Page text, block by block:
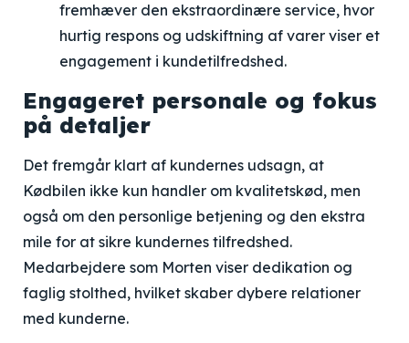
fremhæver den ekstraordinære service, hvor
hurtig respons og udskiftning af varer viser et
engagement i kundetilfredshed.
Engageret personale og fokus
på detaljer
Det fremgår klart af kundernes udsagn, at
Kødbilen ikke kun handler om kvalitetskød, men
også om den personlige betjening og den ekstra
mile for at sikre kundernes tilfredshed.
Medarbejdere som Morten viser dedikation og
faglig stolthed, hvilket skaber dybere relationer
med kunderne.